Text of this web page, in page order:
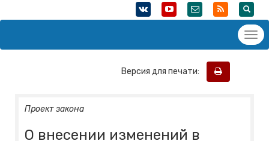
Версия для печати:
Проект закона
О внесении изменений в